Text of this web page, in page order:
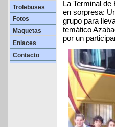
Trolebuses
Fotos
Maquetas
Enlaces
Contacto
La Terminal
en sorpresa:
grupo para
temático
por un